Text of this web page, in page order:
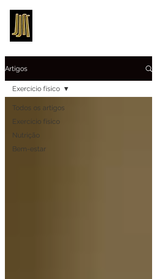
Artigos
Todos os artigos
Exercício físico
Nutrição
Bem-estar
Exercício físico